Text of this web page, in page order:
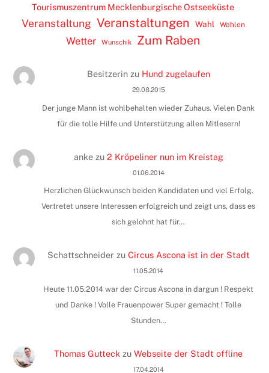
Tourismuszentrum Mecklenburgische Ostseeküste
Veranstaltung Veranstaltungen Wahl Wahlen
Wetter Wunschik Zum Raben
Besitzerinzu Hund zugelaufen
29.08.2015
Der junge Mann ist wohlbehalten wieder Zuhaus. Vielen Dank
für die tolle Hilfe und Unterstützung allen Mitlesern!
ankezu 2 Kröpeliner nun im Kreistag
01.06.2014
Herzlichen Glückwunsch beiden Kandidaten und viel Erfolg.
Vertretet unsere Interessen erfolgreich und zeigt uns, dass es
sich gelohnt hat für…
Schattschneider zu Circus Ascona ist in der Stadt
11.05.2014
Heute 11.05.2014 war der Circus Ascona in dargun ! Respekt
und Danke ! Volle Frauenpower Super gemacht ! Tolle
Stunden…
Thomas Gutteck zuWebseite der Stadt offline
17.04.2014